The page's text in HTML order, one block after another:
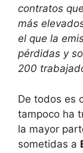
contratos
más
el que la
pérdidas y
200
De todos es
tampoco ha
la mayor
sometidas a